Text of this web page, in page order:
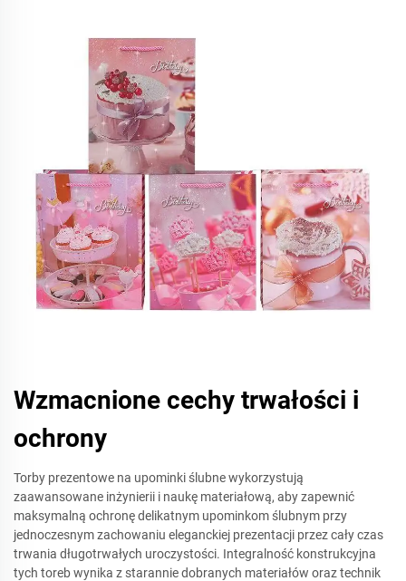
Wzmacnione cechy trwałości i
ochrony
Torby prezentowe na upominki ślubne wykorzystują
zaawansowane inżynierii i naukę materiałową, aby zapewnić
maksymalną ochronę delikatnym upominkom ślubnym przy
jednoczesnym zachowaniu eleganckiej prezentacji przez cały czas
trwania długotrwałych uroczystości. Integralność konstrukcyjna
tych toreb wynika z starannie dobranych materiałów oraz technik